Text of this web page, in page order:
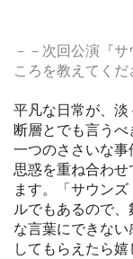
－ － 次回公演『
ころを教えてくだ
平凡な日常が、淡
断層とでも言うべ
一つのささいな事
思惑を重ね合わせ
ます。「サウンズ
ルでもあるので、
な言葉にできない
してもらえたら嬉